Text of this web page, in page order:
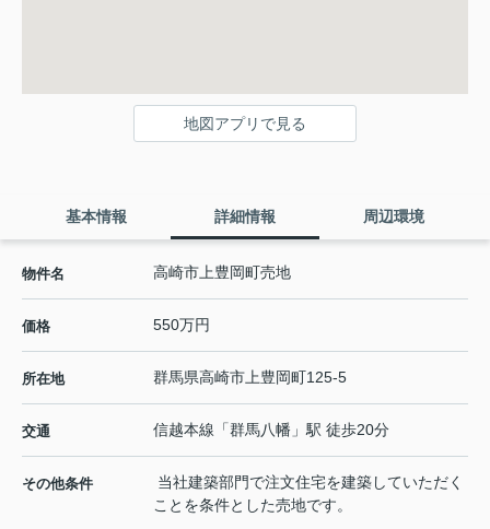
地図アプリで見る
基本情報 詳細情報 周辺環境
物件名 高崎市上豊岡町売地
価格 550万円
所在地 群馬県高崎市上豊岡町125-5
交通 信越本線 「群馬八幡 」駅 徒歩20分
その他条件
当社建築部門で注文住宅を建築していただく
ことを条件とした売地です。